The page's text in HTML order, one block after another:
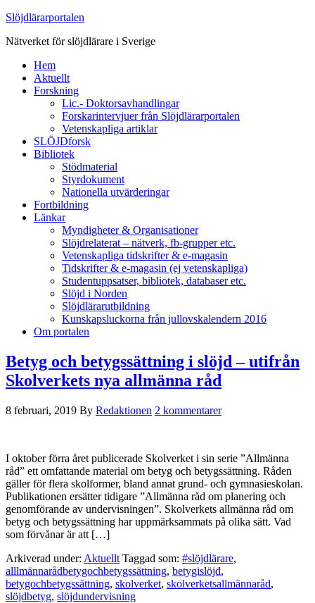
Slöjdlärarportalen
Nätverket för slöjdlärare i Sverige
Hem
Aktuellt
Forskning
Lic.- Doktorsavhandlingar
Forskarintervjuer från Slöjdlärarportalen
Vetenskapliga artiklar
SLÖJDforsk
Bibliotek
Stödmaterial
Styrdokument
Nationella utvärderingar
Fortbildning
Länkar
Myndigheter & Organisationer
Slöjdrelaterat – nätverk, fb-grupper etc.
Vetenskapliga tidskrifter & e-magasin
Tidskrifter & e-magasin (ej vetenskapliga)
Studentuppsatser, bibliotek, databaser etc.
Slöjd i Norden
Slöjdlärarutbildning
Kunskapsluckorna från jullovskalendern 2016
Om portalen
Betyg och betygssättning i slöjd – utifrån
Skolverkets nya allmänna råd
8 februari, 2019 By Redaktionen 2 kommentarer
I oktober förra året publicerade Skolverket i sin serie ”Allmänna
råd” ett omfattande material om betyg och betygssättning. Råden
gäller för flera skolformer, bland annat grund- och gymnasieskolan.
Publikationen ersätter tidigare ”Allmänna råd om planering och
genomförande av undervisningen”. Skolverkets allmänna råd om
betyg och betygssättning har uppmärksammats på olika sätt. Vad
som förvånar är att […]
Arkiverad under: Aktuellt Taggad som: #slöjdlärare,
alllmännarådbetygochbetygssättning, betygislöjd,
betygochbetygssättning, skolverket, skolverketsallmännaråd,
slöjdbetyg, slöjdundervisning